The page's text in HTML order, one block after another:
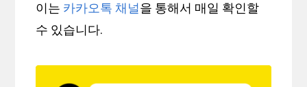
이는 카카오톡 채널을 통해서 매일 확인할
수 있습니다.